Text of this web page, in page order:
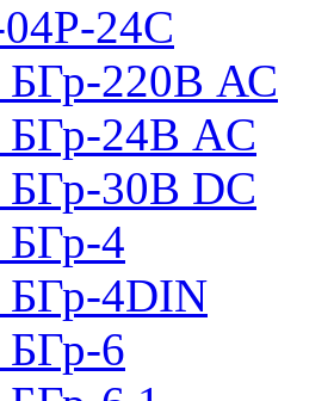
24С
БГр-220В АС
БГр-24В AC
БГр-30В DC
БГр-4
БГр-4DIN
БГр-6